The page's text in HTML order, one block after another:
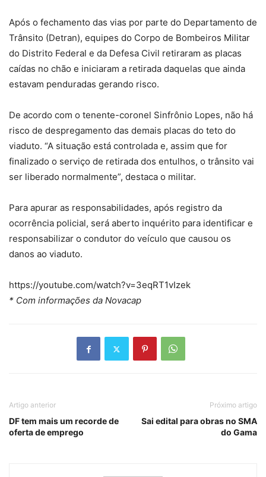
Após o fechamento das vias por parte do Departamento de
Trânsito (Detran), equipes do Corpo de Bombeiros Militar
do Distrito Federal e da Defesa Civil retiraram as placas
caídas no chão e iniciaram a retirada daquelas que ainda
estavam penduradas gerando risco.
De acordo com o tenente-coronel Sinfrônio Lopes, não há
risco de despregamento das demais placas do teto do
viaduto. “A situação está controlada e, assim que for
finalizado o serviço de retirada dos entulhos, o trânsito vai
ser liberado normalmente”, destaca o militar.
Para apurar as responsabilidades, após registro da
ocorrência policial, será aberto inquérito para identificar e
responsabilizar o condutor do veículo que causou os
danos ao viaduto.
https://youtube.com/watch?v=3eqRT1vIzek
* Com informações da Novacap
Artigo anterior
DF tem mais um recorde de
oferta de emprego
Próximo artigo
Sai edital para obras no SMA
do Gama